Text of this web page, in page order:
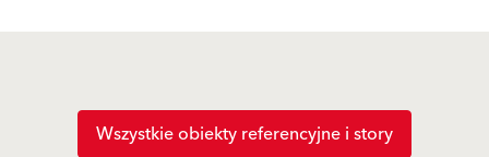
Wszystkie obiekty referencyjne i story